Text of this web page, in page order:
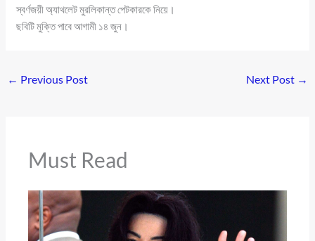
স্বর্ণজয়ী অ্যাথলেট মুরলিকান্ত পেটকারকে নিয়ে।
ছবিটি মুক্তি পাবে আগামী ১৪ জুন।
← Previous Post Next Post →
Must Read